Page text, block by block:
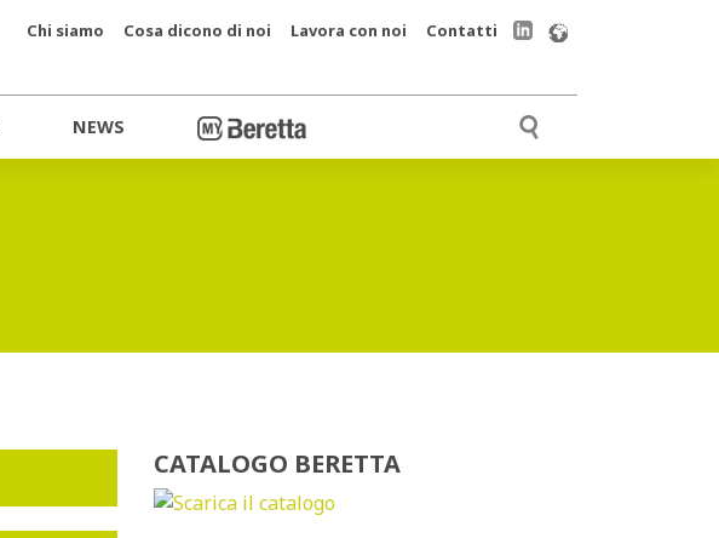
NEWS
Chi siamo Cosa dicono di noi Lavora con noi Contatti
CATALOGO BERETTA